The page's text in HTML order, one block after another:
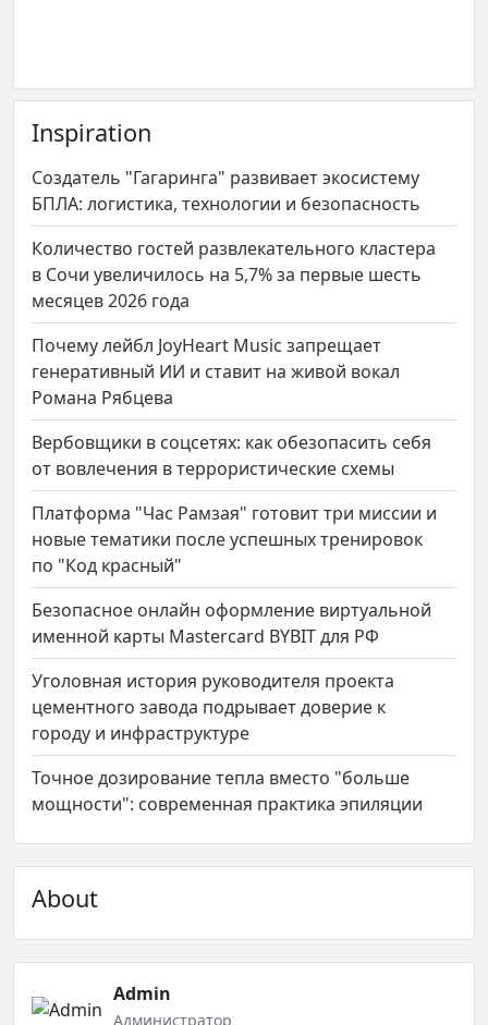
Inspiration
Создатель "Гагаринга" развивает экосистему
БПЛА: логистика, технологии и безопасность
Количество гостей развлекательного кластера
в Сочи увеличилось на 5,7% за первые шесть
месяцев 2026 года
Почему лейбл JoyHeart Music запрещает
генеративный ИИ и ставит на живой вокал
Романа Рябцева
Вербовщики в соцсетях: как обезопасить себя
от вовлечения в террористические схемы
Платформа "Час Рамзая" готовит три миссии и
новые тематики после успешных тренировок
по "Код красный"
Безопасное онлайн оформление виртуальной
именной карты Mastercard BYBIT для РФ
Уголовная история руководителя проекта
цементного завода подрывает доверие к
городу и инфраструктуре
Точное дозирование тепла вместо "больше
мощности": современная практика эпиляции
About
Admin
Администратор